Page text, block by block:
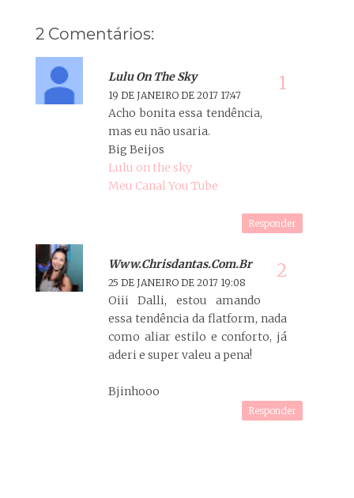
2 Comentários:
Lulu On The Sky
19 DE JANEIRO DE 2017 17:47
Acho bonita essa tendência,
mas eu não usaria.
Big Beijos
Lulu on the sky
Meu Canal You Tube
Responder
Www.chrisdantas.com.br
25 DE JANEIRO DE 2017 19:08
Oiii Dalli, estou amando
essa tendência da flatform, nada
como aliar estilo e conforto, já
aderi e super valeu a pena!
Bjinhooo
Responder